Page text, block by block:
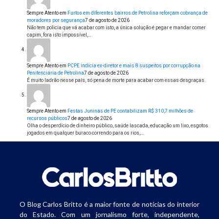
Sempre Atentoem Furtos em diferentes bairros de Petrolina reforçam cobrança de
moradores por segurança7 de agosto de 2026
Não tem policia que vá acabar com isto, a única solução é pegar e mandar comer
capim, fora isto impossível,…
Sempre Atentoem PCPE indicia ex-diretor e mais 8 suspeitos por corrupção na
Penitenciária de Petrolina7 de agosto de 2026
É muito ladrão nesse país, só pena de morte para acabar com essas desgraças.
Sempre Atentoem Festas Juninas de PE contabilizam R$ 310,7 milhões de
recursos públicos7 de agosto de 2026
Olha o desperdício de dinheiro público, saúde lascada, educação um lixo, esgotos
jogados em qualquer buraco correndo para os rios,…
O Blog Carlos Britto é a maior fonte de notícias do interior
do Estado. Com um jornalismo forte, independente,